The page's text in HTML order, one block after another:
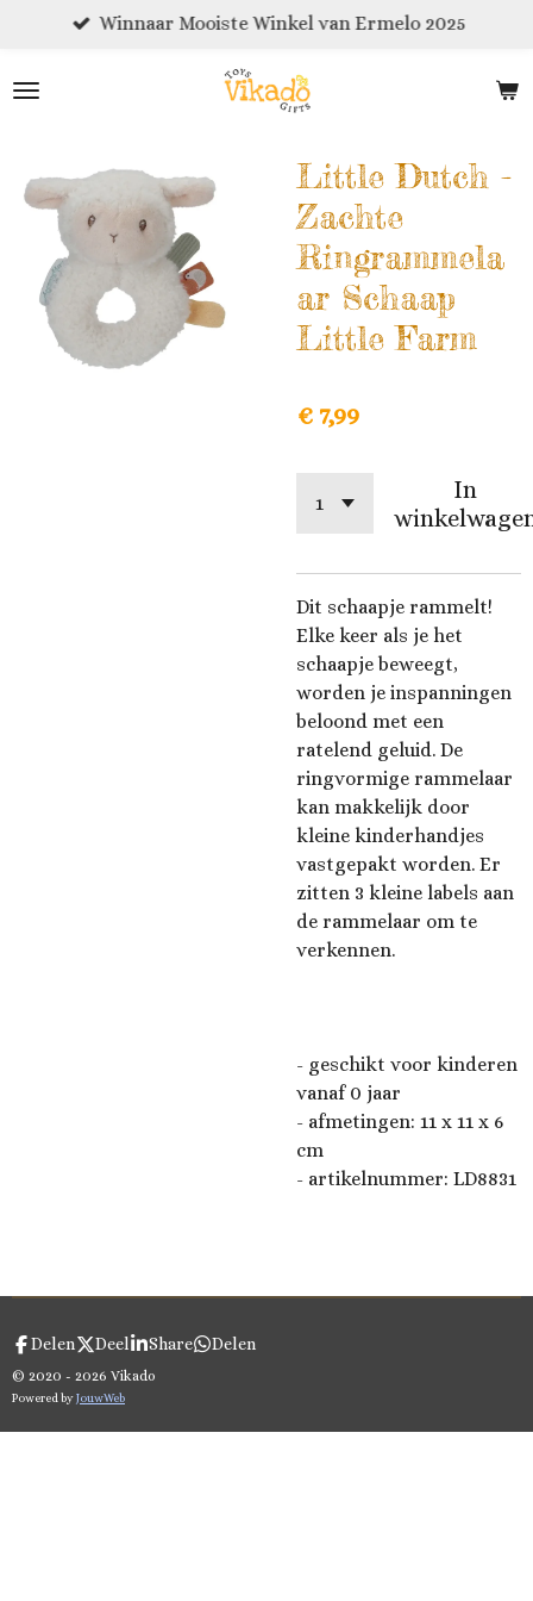
naar
Winnaar Mooiste Winkel van Ermelo 2025
Little Dutch -
Zachte
Ringrammela
ar Schaap
Little Farm
€ 7,99
In
Dit schaapje rammelt!
Elke keer als je het
schaapje beweegt,
worden je inspanningen
beloond met een
ratelend geluid. De
ringvormige rammelaar
kan makkelijk door
kleine kinderhandjes
vastgepakt worden. Er
zitten 3 kleine labels aan
de rammelaar om te
verkennen.
- geschikt voor kinderen
vanaf 0 jaar
- afmetingen: 11 x 11 x 6
cm
- artikelnummer: LD8831
Delen Deel Share Delen
© 2020 - 2026 Vikado
Powered byJouwWeb